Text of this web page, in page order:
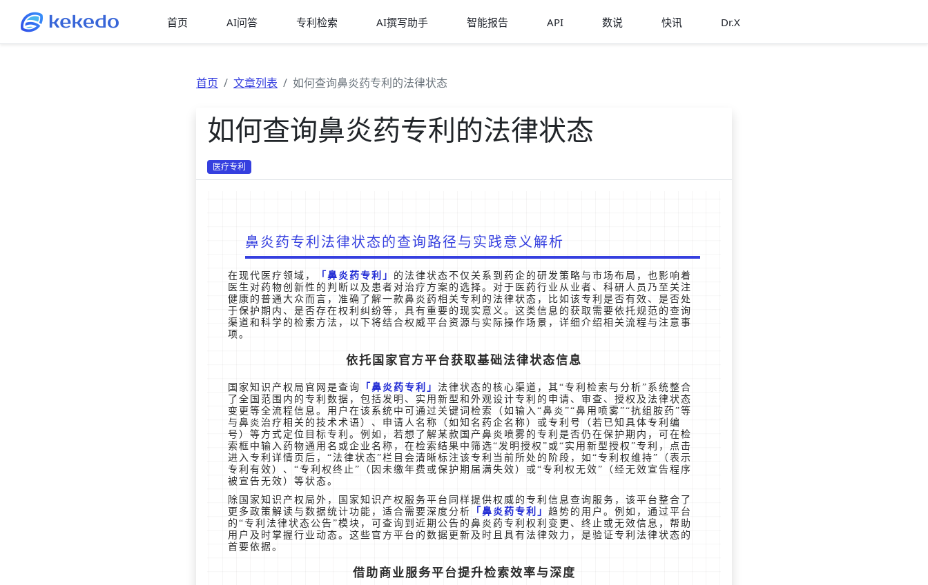
首页 AI问答 专利检索 AI撰写助手 智能报告 API 数说 快讯 Dr.X
首页 文章列表 如何查询鼻炎药专利的法律状态
如何查询鼻炎药专利的法律状态
医疗专利
鼻炎药专利法律状态的查询路径与实践意义解析
在现代医疗领域， 鼻炎药专利
的法律状态不仅关系到药企的研发策略与市场布局，也影响着
医生对药物创新性的判断以及患者对治疗方案的选择。对于医药行业从业者、科研人员乃至关注
健康的普通大众而言，准确了解一款鼻炎药相关专利的法律状态，比如该专利是否有效、是否处
于保护期内、是否存在权利纠纷等，具有重要的现实意义。这类信息的获取需要依托规范的查询
渠道和科学的检索方法，以下将结合权威平台资源与实际操作场景，详细介绍相关流程与注意事
项。
依托国家官方平台获取基础法律状态信息
国家知识产权局官网是查询 鼻炎药专利
法律状态的核心渠道，其“专利检索与分析”系统整合
了全国范围内的专利数据，包括发明、实用新型和外观设计专利的申请、审查、授权及法律状态
变更等全流程信息。用户在该系统中可通过关键词检索（如输入“鼻炎”“鼻用喷雾”“抗组胺药”等
与鼻炎治疗相关的技术术语）、申请人名称（如知名药企名称）或专利号（若已知具体专利编
号）等方式定位目标专利。例如，若想了解某款国产鼻炎喷雾的专利是否仍在保护期内，可在检
索框中输入药物通用名或企业名称，在检索结果中筛选“发明授权”或“实用新型授权”专利，点击
进入专利详情页后，“法律状态”栏目会清晰标注该专利当前所处的阶段，如“专利权维持”（表示
专利有效）、“专利权终止”（因未缴年费或保护期届满失效）或“专利权无效”（经无效宣告程序
被宣告无效）等状态。
除国家知识产权局外，国家知识产权服务平台同样提供权威的专利信息查询服务，该平台整合了
更多政策解读与数据统计功能，适合需要深度分析
鼻炎药专利
趋势的用户。例如，通过平台
的“专利法律状态公告”模块，可查询到近期公告的鼻炎药专利权利变更、终止或无效信息，帮助
用户及时掌握行业动态。这些官方平台的数据更新及时且具有法律效力，是验证专利法律状态的
首要依据。
借助商业服务平台提升检索效率与深度